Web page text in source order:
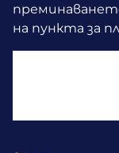
на пункта за